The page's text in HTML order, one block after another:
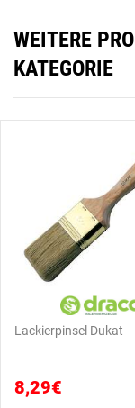
WEITERE
KATEGORIE
Lackierpinsel Dukat
8,29€